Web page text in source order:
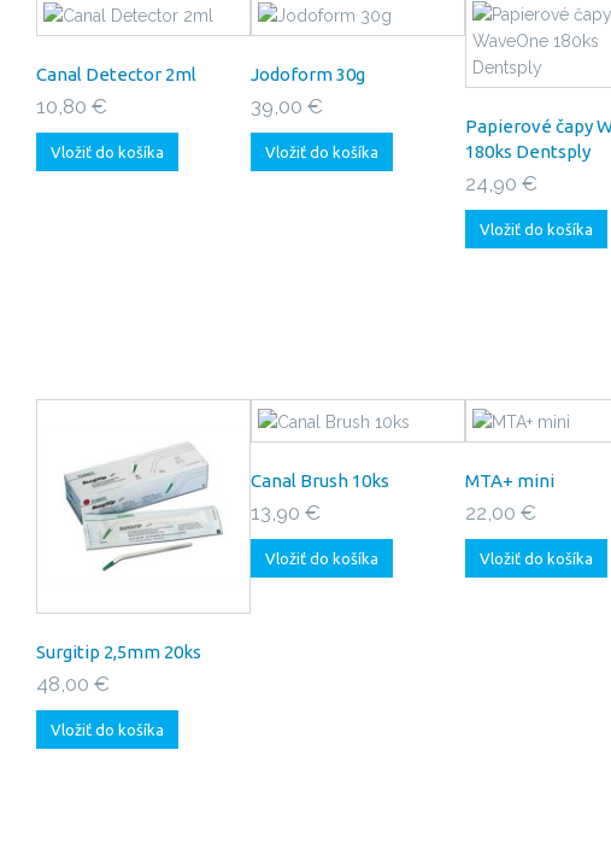
Canal Detector 2ml
10,80 €
Vložiť do košíka
Jodoform 30g
39,00 €
Vložiť do košíka
Papierové čapy
180ks Dentsply
24,90 €
Vložiť do košíka
Surgitip 2,5mm 20ks
48,00 €
Vložiť do košíka
Canal Brush 10ks
13,90 €
Vložiť do košíka
MTA+ mini
22,00 €
Vložiť do košíka